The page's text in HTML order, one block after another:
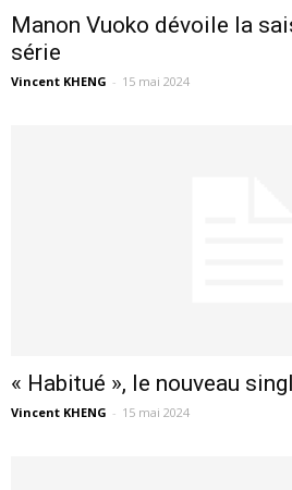
Manon Vuoko dévoile la
série
Vincent KHENG - 15 mai 2024
« Habitué », le nouveau
Vincent KHENG - 15 mai 2024